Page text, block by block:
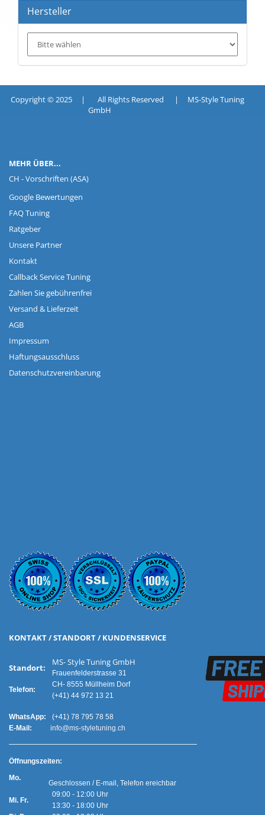
Hersteller
Copyright © 2025 | All Rights Reserved | MS-Style Tuning
GmbH
MEHR ÜBER...
CH - Vorschriften (ASA)
Google Bewertungen
FAQ Tuning
Ratgeber
Unsere Partner
Kontakt
Callback Service Tuning
Zahlen Sie gebührenfrei
Versand & Lieferzeit
AGB
Impressum
Haftungsausschluss
Datenschutzvereinbarung
KONTAKT / STANDORT / KUNDENSERVICE
Standort:
Telefon:
MS- Style Tuning GmbH
Frauenfelderstrasse 31
CH- 8555 Müllheim Dorf
(+41) 44 972 13 21
WhatsApp:
(+41) 78 795 78 58
E-Mail:
info@ms-styletuning.ch
Öffnungszeiten:
Mo.
Mi. Fr.
Geschlossen / E-mail, Telefon ereichbar
09:00 - 12:00 Uhr
13:30 - 18:00 Uhr